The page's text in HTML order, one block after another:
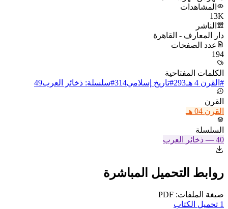
المشاهدات
13K
الناشر
دار المعارف - القاهرة
عدد الصفحات
194
الكلمات المفتاحية
# القرن 4 هـ 293
#تاريخ إسلامي314
#سلسلة: ذخائر العرب49
القرن
القرن 04 هـ
السلسلة
40
— ذخائر العرب
روابط التحميل المباشرة
صيغة الملفات: PDF
1 تحميل الكتاب